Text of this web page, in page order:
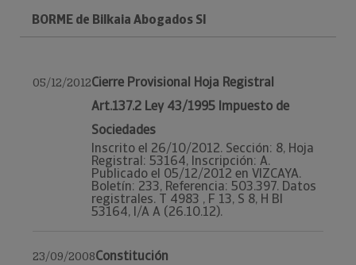
BORME de Bilkaia Abogados Sl
05/12/2012Cierre Provisional Hoja Registral
Art.137.2 Ley 43/1995 Impuesto de
Sociedades
Inscrito el 26/10/2012. Sección: 8, Hoja
Registral: 53164, Inscripción: A.
Publicado el 05/12/2012 en VIZCAYA.
Boletín: 233, Referencia: 503.397. Datos
registrales. T 4983 , F 13, S 8, H BI
53164, I/A A (26.10.12).
23/09/2008Constitución